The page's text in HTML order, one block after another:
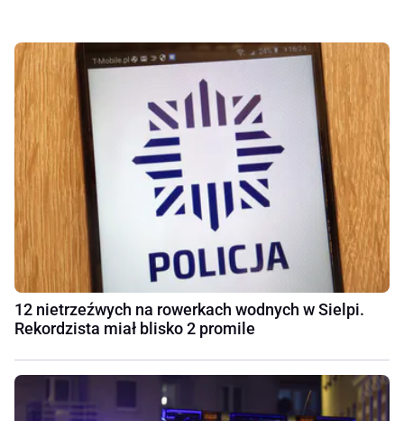
12 nietrzeźwych na rowerkach wodnych w Sielpi.
Rekordzista miał blisko 2 promile